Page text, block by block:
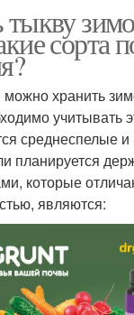
тыкву
сорта
хранить
учитывать
среднеспелые
планируется
которые
являются: